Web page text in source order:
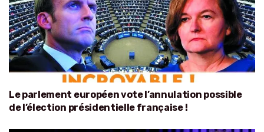
Le parlement européen vote l’annulation possible
de l’élection présidentielle française !